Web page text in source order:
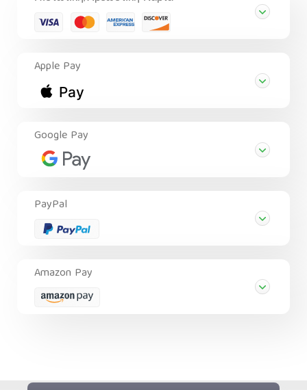
Apple Pay
Google Pay
PayPal
Amazon Pay